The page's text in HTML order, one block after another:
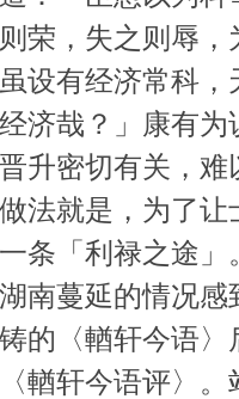
荣，失之则辱
设有经济常科
济哉？」康有
升密切有关，
法就是，为了
条「利禄之途」
南蔓延的情况
的〈輶轩今语
輶轩今语评〉